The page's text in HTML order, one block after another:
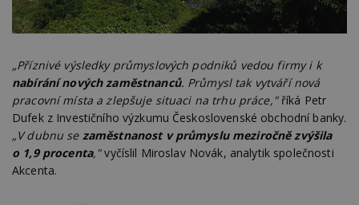
„Příznivé výsledky průmyslových podniků vedou firmy i k
nabírání nových zaměstnanců. Průmysl tak vytváří nová
pracovní místa a zlepšuje situaci na trhu práce,"říká Petr
Dufek z Investičního výzkumu Československé obchodní banky.
„V dubnu se zaměstnanost v průmyslu meziročně zvýšila
o 1,9 procenta,"vyčíslil Miroslav Novák, analytik společnosti
Akcenta.